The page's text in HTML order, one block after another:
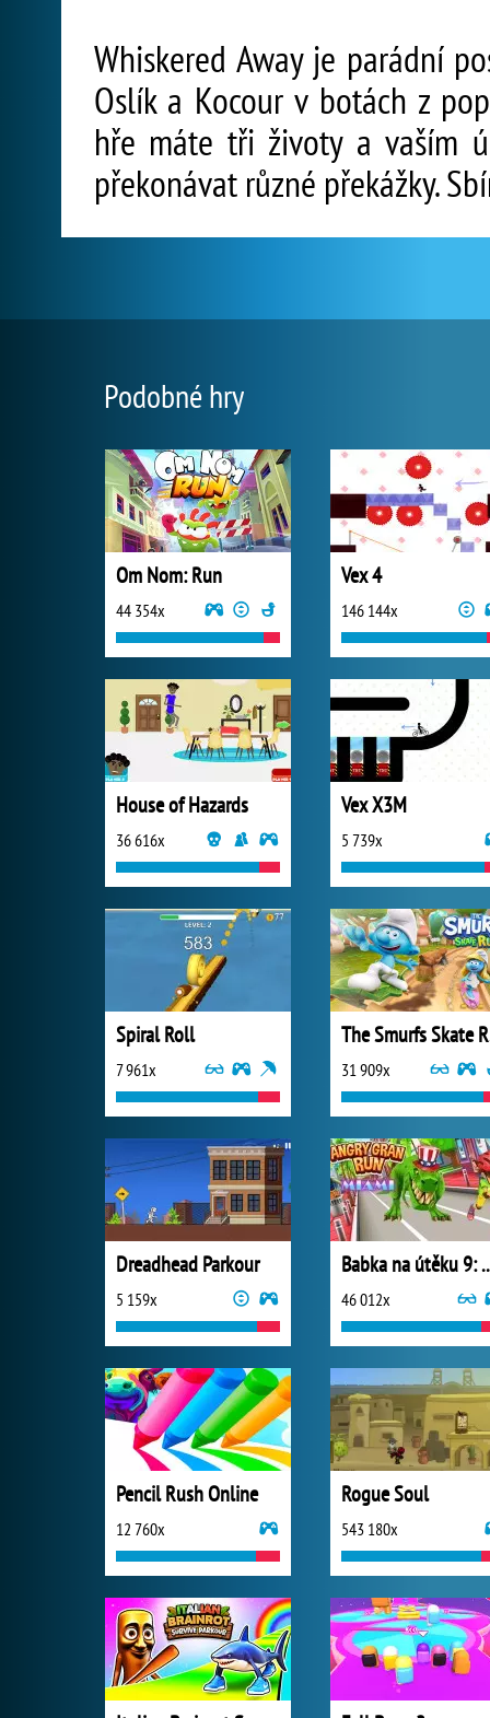
Whiskered Away je parádní
Oslík a Kocour v botách z
hře máte tři životy a vaším
překonávat různé překážky.
Podobné hry
Om Nom: Run
44 354x
Vex 4
146 144x
House of Hazards
36 616x
Vex X3M
5 739x
Spiral Roll
7 961x 31 909x
Dreadhead Parkour
5 159x
Babka
46 012x
Pencil Rush Online
12 760x
Rogue Soul
543 180x